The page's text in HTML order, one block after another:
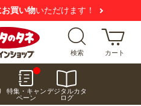
お買い物いただけます！
検索 カート
特集・キャン
ペーン
デジタルカタ
ログ